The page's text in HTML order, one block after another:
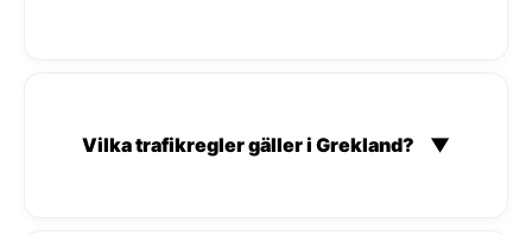
Vilka trafikregler gäller i Grekland? ▼